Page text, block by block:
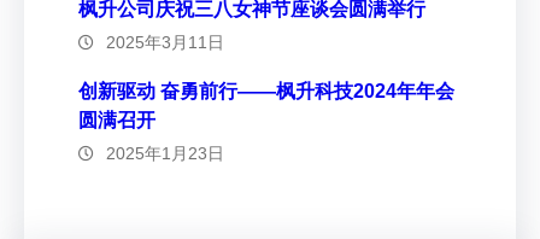
枫升公司庆祝三八女神节座谈会圆满举行
2025年3月11日
创新驱动 奋勇前行——枫升科技2024年年会
圆满召开
2025年1月23日